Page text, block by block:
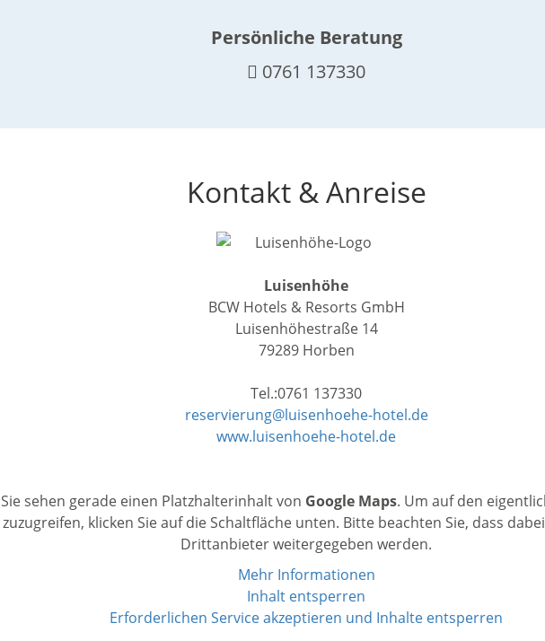
Persönliche Beratung
0761 137330
Kontakt & Anreise
Luisenhöhe
BCW Hotels & Resorts GmbH
Luisenhöhestraße 14
79289 Horben
Tel.:0761 137330
reservierung@luisenhoehe-hotel.de
www.luisenhoehe-hotel.de
Sie sehen gerade einen Platzhalterinhalt von Google Maps. Um auf den
zuzugreifen, klicken Sie auf die Schaltfläche unten. Bitte beachten Sie, dass
Drittanbieter weitergegeben werden.
Mehr Informationen
Inhalt entsperren
Erforderlichen Service akzeptieren und Inhalte entsperren